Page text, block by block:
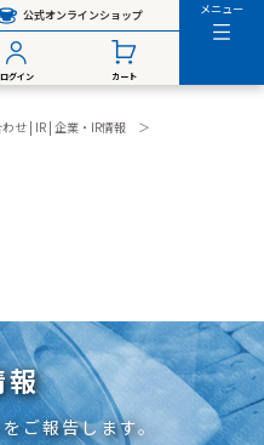
公式オンラインショップ
ログイン カート
メニュー
せ | IR | 企業・IR情報
報
ご報告します。